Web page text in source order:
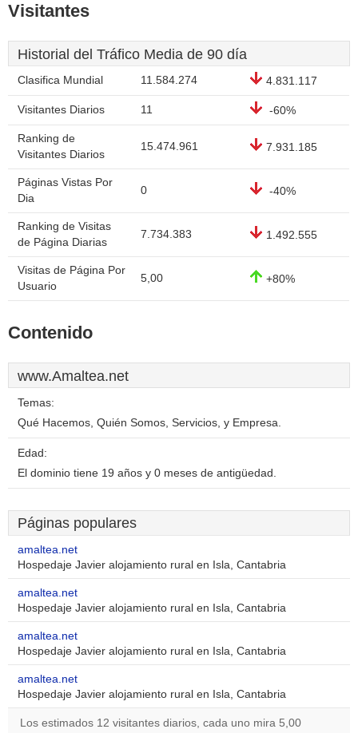
Visitantes
Historial del Tráfico Media de 90 día
Clasifica Mundial 11.584.274 4.831.117
Visitantes Diarios 11 -60%
Ranking de
Visitantes Diarios
15.474.961 7.931.185
Páginas Vistas Por
Dia
0 -40%
Ranking de Visitas
de Página Diarias
7.734.383 1.492.555
Visitas de Página Por
Usuario
5,00 +80%
Contenido
www.Amaltea.net
Temas:
Qué Hacemos, Quién Somos, Servicios, y Empresa.
Edad:
El dominio tiene 19 años y 0 meses de antigüedad.
Páginas populares
amaltea.net
Hospedaje Javier alojamiento rural en Isla, Cantabria
amaltea.net
Hospedaje Javier alojamiento rural en Isla, Cantabria
amaltea.net
Hospedaje Javier alojamiento rural en Isla, Cantabria
amaltea.net
Hospedaje Javier alojamiento rural en Isla, Cantabria
Los estimados 12 visitantes diarios, cada uno mira 5,00